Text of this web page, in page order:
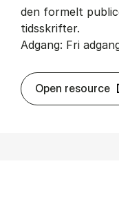
den formelt
tidsskrifter.
Adgang: Fri
Open resource